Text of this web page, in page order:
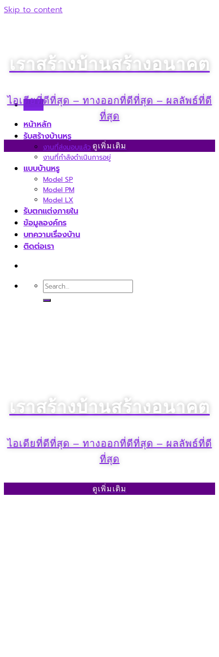
Skip to content
Menu
หน้าหลัก
รับสร้างบ้านหรู
งานที่ส่งมอบแล้ว
งานที่กำลังดำเนินการอยู่
แบบบ้านหรู
Model SP
Model PM
Model LX
รับตกแต่งภายใน
ข้อมูลองค์กร
บทความเรื่องบ้าน
ติดต่อเรา
เราสร้างบ้านสร้างอนาคต​
ไอเดียที่ดีที่สุด – ทางออกที่ดีที่สุด – ผลลัพธ์ที่ดี
ที่สุด
ดูเพิ่มเติม
เราสร้างบ้านสร้างอนาคต​
ไอเดียที่ดีที่สุด – ทางออกที่ดีที่สุด – ผลลัพธ์ที่ดี
ที่สุด
ดูเพิ่มเติม